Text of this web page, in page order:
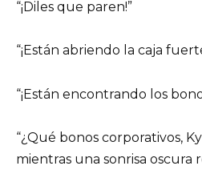
“¡Diles que paren!”
“¡Están abriendo la caja
“¡Están encontrando los
“¿Qué bonos corporativos,
mientras una sonrisa oscura